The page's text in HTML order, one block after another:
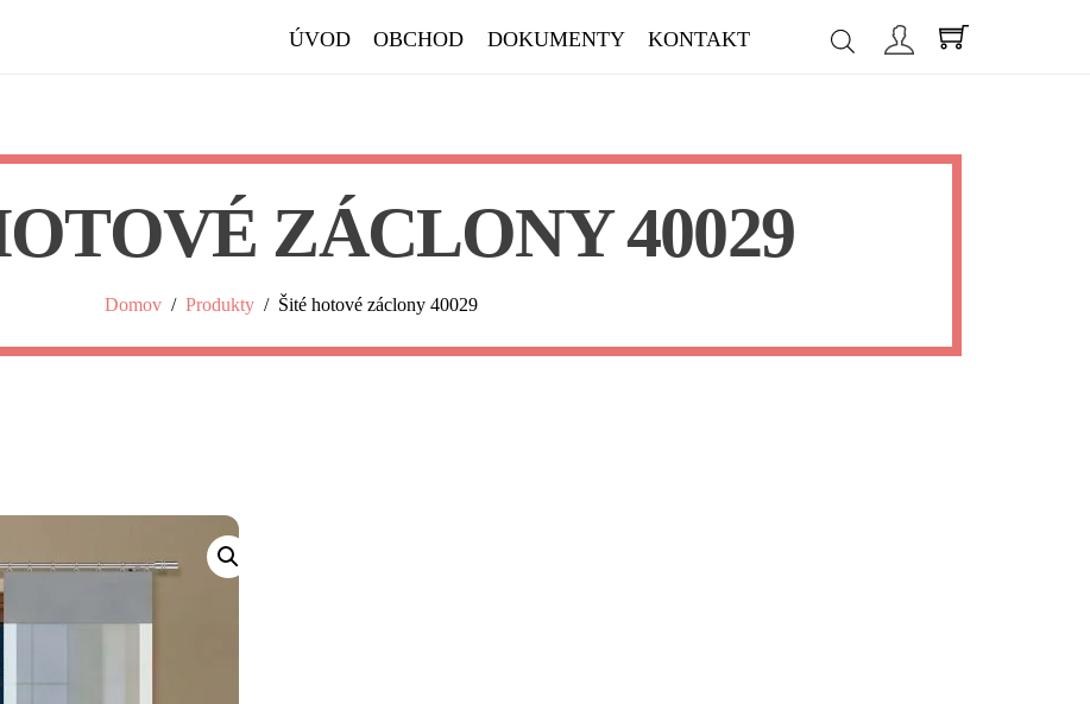
ÚVOD OBCHOD DOKUMENTY KONTAKT
ZÁCLONY 40029
Domov / Produkty / Šité hotové záclony 40029